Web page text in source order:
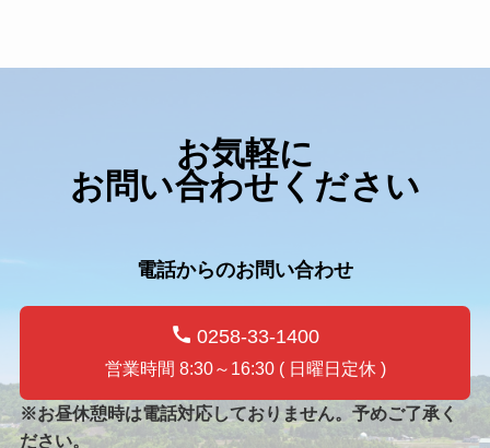
お気軽に
お問い合わせください
電話からのお問い合わせ
0258-33-1400
営業時間 8:30～16:30 ( 日曜日定休 )
※お昼休憩時は電話対応しておりません。予めご了承く
ださい。